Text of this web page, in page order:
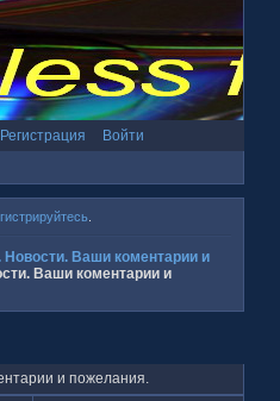
Регистрация Войти
.
Ваши коментарии и
Ваши коментарии и
и пожелания.